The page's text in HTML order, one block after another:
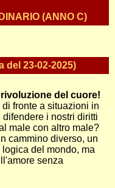
(ANNO C)
del 23-02-2025)
del cuore!
fronte a situazioni in
i nostri diritti
male con altro male?
cammino diverso, un
del mondo, ma
senza